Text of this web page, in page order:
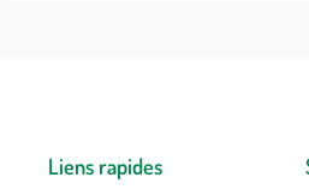
Liens rapides